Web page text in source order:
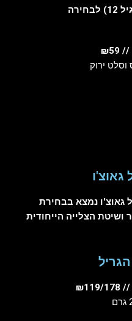
ירוק
גאוצ'ו
נמצא בבחירת
ושיטת הצלייה הייחודית